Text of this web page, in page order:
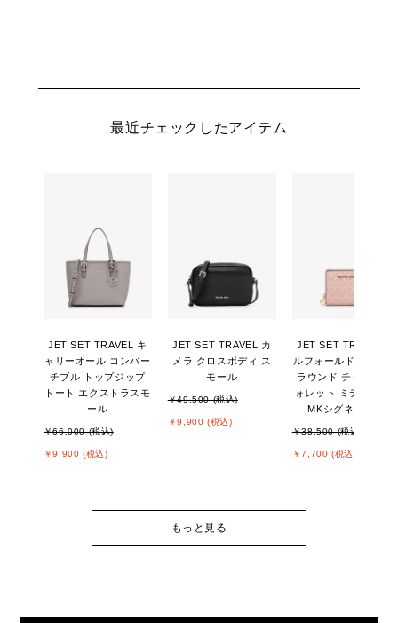
最近チェックしたアイテム
JET SET TRAVEL キ
ャリーオール コンバー
チブル トップジップ
トート エクストラスモ
ール
￥66,000 (税込)
￥9,900 (税込)
JET SET TRAVEL カ
メラ クロスボディ ス
モール
￥49,500 (税込)
￥9,900 (税込)
JET SET TRAVEL ビ
ルフォールド ジップ
ラウンド チャーム ウ
ォレット ミディアム -
MKシグネチャー
￥38,500 (税込)
￥7,700 (税込)
もっと見る